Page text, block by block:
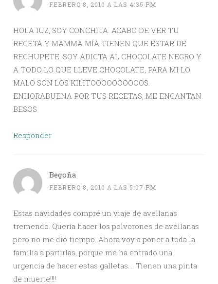
FEBRERO 8, 2010 A LAS 4:35 PM
HOLA lUZ, SOY CONCHITA. ACABO DE VER TU
RECETA Y MAMMA MÍA TIENEN QUE ESTAR DE
RECHUPETE. SOY ADICTA AL CHOCOLATE NEGRO Y
A TODO LO QUE LLEVE CHOCOLATE, PARA MI LO
MALO SON LOS KILITOOOOOOOOOOS.
ENHORABUENA POR TUS RECETAS, ME ENCANTAN.
BESOS
Responder
Begoña
FEBRERO 8, 2010 A LAS 5:07 PM
Estas navidades compré un viaje de avellanas
tremendo. Quería hacer los polvorones de avellanas
pero no me dió tiempo. Ahora voy a poner a toda la
familia a partirlas, porque me ha entrado una
urgencia de hacer estas galletas…. Tienen una pinta
de muerte!!!!